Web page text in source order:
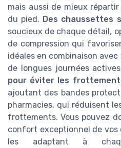
mais aussi de mieux
du pied. Des chaussettes
soucieux de chaque détail,
de compression qui
idéales en combinaison
de longues journées
pour éviter les
ajoutant des bandes
pharmacies, qui réduisent
frottements. Vous pouvez
confort exceptionnel de vos
les adaptant à